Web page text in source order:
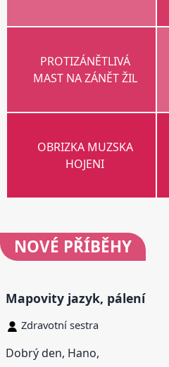
PROTIZÁNĚTLIVÁ
MAST NA ZÁNĚT ŽIL
OBRIZKA MUZSKA
HOJENI
NOVÉ PŘÍBĚHY
Mapovity jazyk, pálení
Zdravotní sestra
Dobrý den, Hano,